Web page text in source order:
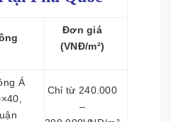
Đơn giá
(VNĐ/m²)
Á
Chỉ từ 240.000
–